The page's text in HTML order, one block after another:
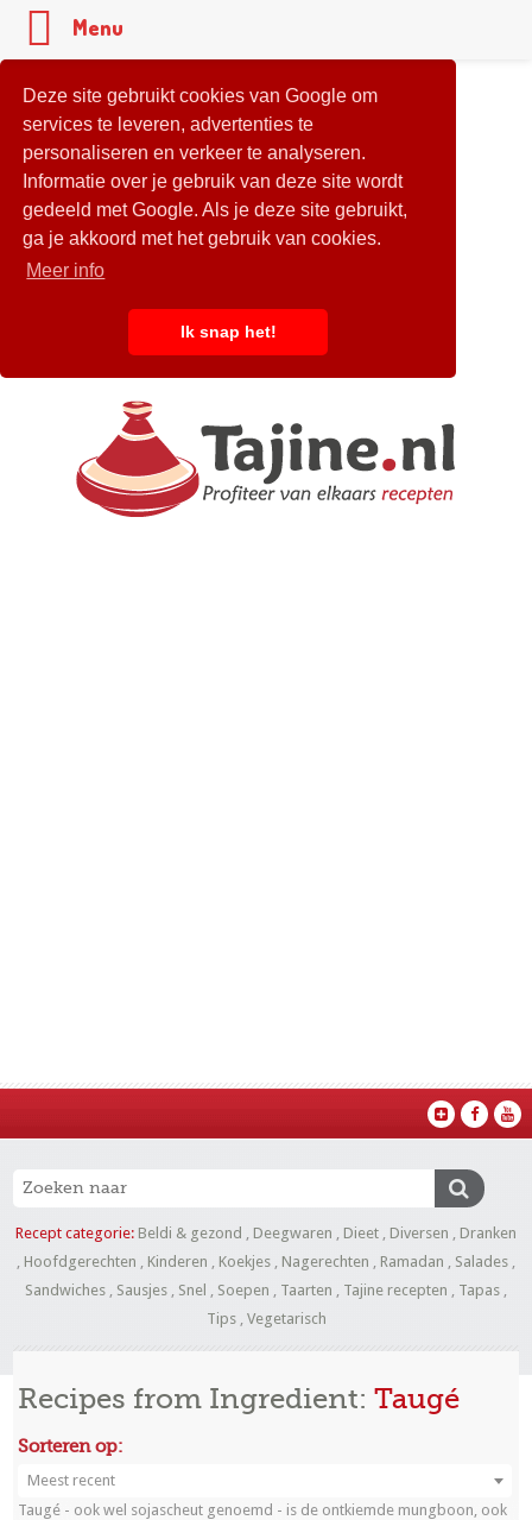
Deze site gebruikt cookies van Google om
services te leveren, advertenties te
personaliseren en verkeer te analyseren.
Informatie over je gebruik van deze site wordt
gedeeld met Google. Als je deze site gebruikt,
ga je akkoord met het gebruik van cookies.
Meer info
Ik snap het!
Recept categorie: Beldi & gezond , Deegwaren , Dieet , Diversen , Dranken
, Hoofdgerechten , Kinderen , Koekjes , Nagerechten , Ramadan , Salades ,
Sandwiches , Sausjes , Snel , Soepen , Taarten , Tajine recepten , Tapas ,
Tips, Vegetarisch
Recipes from Ingredient:Taugé
Sorteren op:
Meest recent
Taugé - ook wel sojascheut genoemd - is de ontkiemde mungboon, ook
Menu